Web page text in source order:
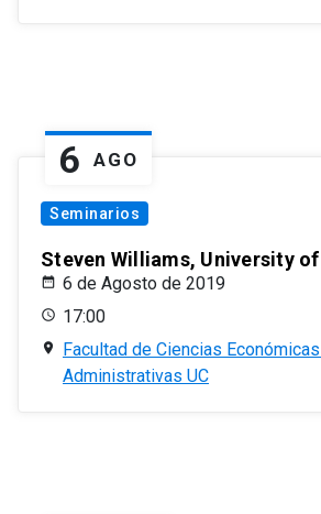
6 AGO
Seminarios
Steven Williams, University
6 de Agosto de 2019
17:00
Facultad de Ciencias
Administrativas UC